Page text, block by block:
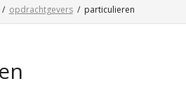
/ opdrachtgevers / particulieren